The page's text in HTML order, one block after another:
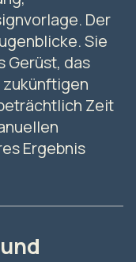
Der
Sie
Gerüst, das
zukünftigen
Zeit
Ergebnis